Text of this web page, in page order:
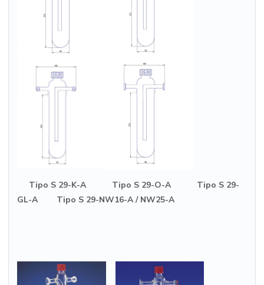
Tipo S 29-K-A Tipo S 29-O-A Tipo S 29-
GL-A Tipo S 29-NW16-A / NW25-A